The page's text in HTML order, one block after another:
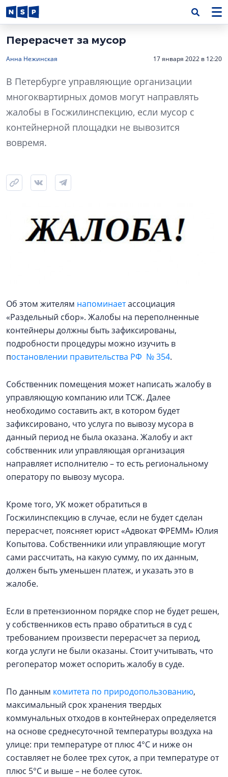
Перерасчет за мусор
Анна Нежинская 17 января 2022 в 12:20
В Петербурге управляющие организации
многоквартирных домов могут направлять
жалобы в Госжилинспекцию, если мусор с
контейнерной площадки не вывозится
вовремя.
Об этом жителям напоминаетассоциация
«Раздельный сбор». Жалобы на переполненные
контейнеры должны быть зафиксированы,
подробности процедуры можно изучить в
постановлении правительства РФ № 354.
Собственник помещения может написать жалобу в
управляющую компанию или ТСЖ. Далее
необходимо составить акт, в котором будет
зафиксировано, что услуга по вывозу мусора в
данный период не была оказана. Жалобу и акт
собственник или управляющая организация
направляет исполнителю – то есть региональному
оператору по вывозу мусора.
Кроме того, УК может обратиться в
Госжилинспекцию в случае, если не будет сделан
перерасчет, поясняет юрист «Адвокат ФРЕММ» Юлия
Копытова.​ Собственники или управляющие могут
сами рассчитать, на какую сумму, по их данным,
должен быть уменьшен платеж, и указать это в
жалобе.
Если в претензионном порядке спор не будет решен,
у собственников есть право обратиться в суд с
требованием произвести перерасчет за период,
когда услуги не были оказаны. Стоит учитывать, что
регоператор может оспорить жалобу в суде.
По данным комитета по природопользованию,
максимальный срок хранения твердых
коммунальных отходов в контейнерах определяется
на основе среднесуточной температуры воздуха на
улице: при температуре от плюс 4°C и ниже он
составляет не более трех суток, а при температуре от
плюс 5°C и выше – не более суток.